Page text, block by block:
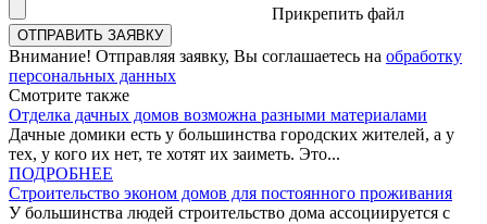
Прикрепить файл
Внимание! Отправляя заявку, Вы соглашаетесь на обработку
персональных данных
Смотрите также
Отделка дачных домов возможна разными материалами
Дачные домики есть у большинства городских жителей, а у
тех, у кого их нет, те хотят их заиметь. Это...
ПОДРОБНЕЕ
Строительство эконом домов для постоянного проживания
У большинства людей строительство дома ассоциируется с